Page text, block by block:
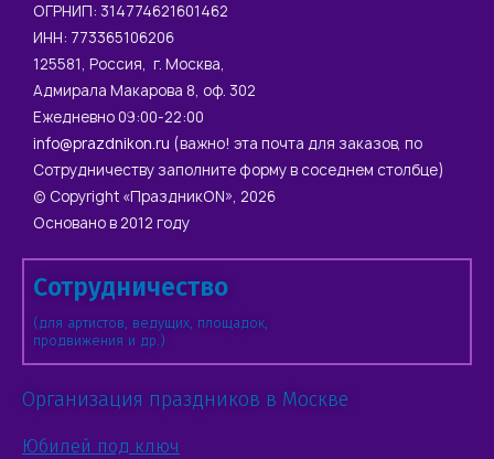
ОГРНИП: 314774621601462
ИНН: 773365106206
125581, Россия, г. Москва,
Адмирала Макарова 8, оф. 302
Ежедневно 09:00-22:00
info@prazdnikon.ru (важно! эта почта для заказов, по
Сотрудничеству заполните форму в соседнем столбце)
© Copyright «ПраздникON», 2026
Основано в 2012 году
Сотрудничество
(для артистов, ведущих, площадок,
продвижения и др.)
Организация праздников в Москве
Юбилей под ключ